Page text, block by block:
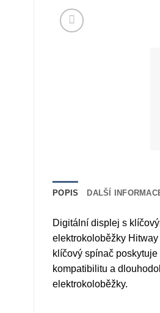
POPIS DALŠÍ
Digitální displej s
elektrokoloběžky
klíčový spínač
kompatibilitu a
elektrokoloběžky.